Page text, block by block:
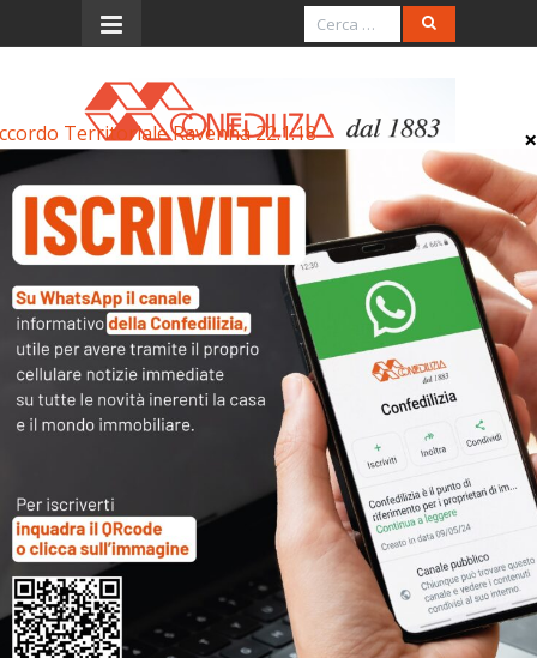
Menu
Accordo Territoriale
Ravenna 22.1.18
Accordo Territoriale Ravenna 22.1.18
Archivi
Categorie
Territoriale Ravenna 22.1.18